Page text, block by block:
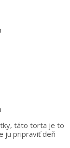
táto torta je to
ju pripraviť deň